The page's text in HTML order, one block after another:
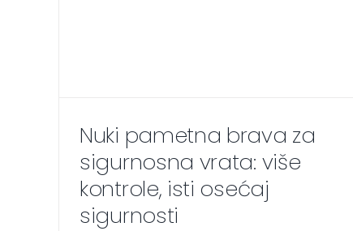
Nuki pametna brava za
sigurnosna vrata: više
kontrole, isti osećaj
sigurnosti